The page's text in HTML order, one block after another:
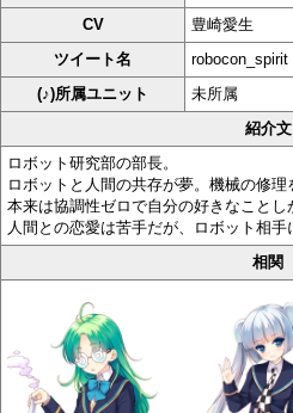
CV
豊崎愛生
ツイート名
robocon_spirit
(♪)所属ユニット
未所属
紹介文
ロボット研究部の部長。
ロボットと人間の共存が夢。機械の修理
本来は協調性ゼロで自分の好きなことし
人間との恋愛は苦手だが、ロボット相手
相関